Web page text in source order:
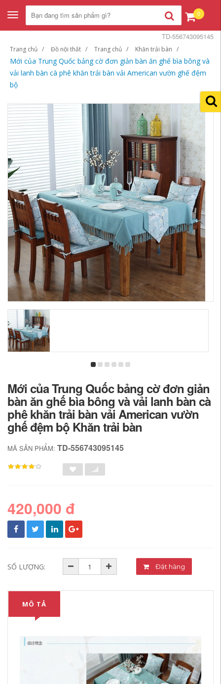
Toggle
navigation
0
Trang chủ Đồ nội thất Trang chủ Khăn trải bàn
Mới của Trung Quốc bảng cờ đơn giản bàn ăn ghế bìa bông và
vải lanh bàn cà phê khăn trải bàn vải American vườn ghế đệm
bộ
TD-556743095145
Mới của Trung Quốc bảng cờ đơn giản
bàn ăn ghế bìa bông và vải lanh bàn cà
phê khăn trải bàn vải American vườn
ghế đệm bộ Khăn trải bàn
MÃ SẢN PHẨM: TD-556743095145
420,000 đ
SỐ LƯỢNG: Đặt hàng
MÔ TẢ